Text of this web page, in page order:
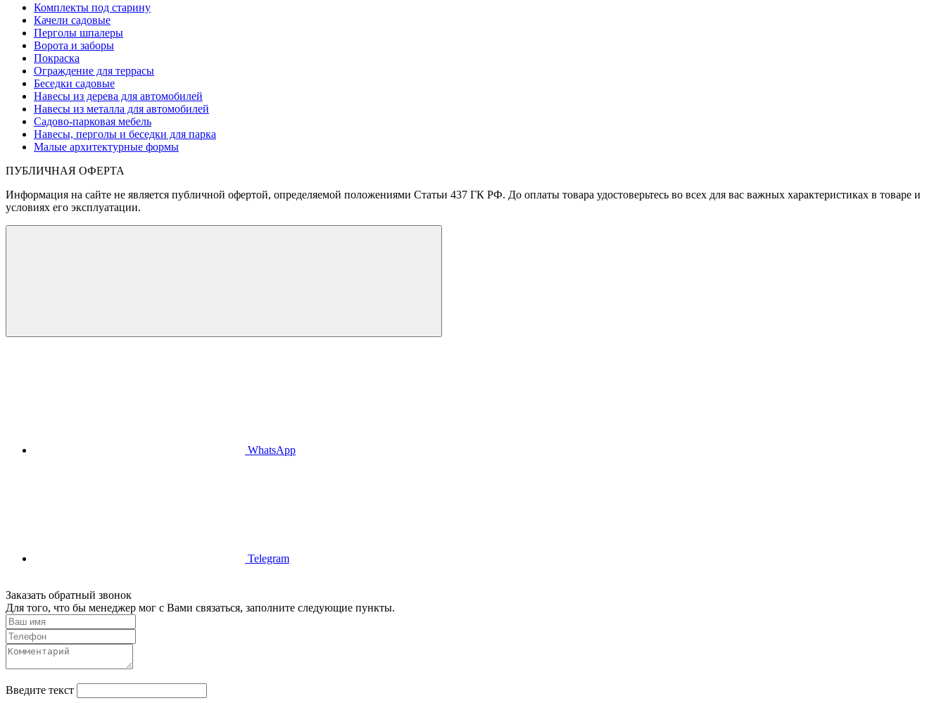
Комплекты под старину
Качели садовые
Перголы шпалеры
Ворота и заборы
Покраска
Ограждение для террасы
Беседки садовые
Навесы из дерева для автомобилей
Навесы из металла для автомобилей
Садово-парковая мебель
Навесы, перголы и беседки для парка
Малые архитектурные формы
ПУБЛИЧНАЯ ОФЕРТА
Информация на сайте не является публичной офертой, определяемой положениями Статьи 437 ГК РФ. До оплаты товара удостоверьтесь во всех для вас важных характеристиках в товаре и
условиях его эксплуатации.
WhatsApp
Telegram
Заказать обратный звонок
Для того, что бы менеджер мог с Вами связаться, заполните следующие пункты.
Введите текст